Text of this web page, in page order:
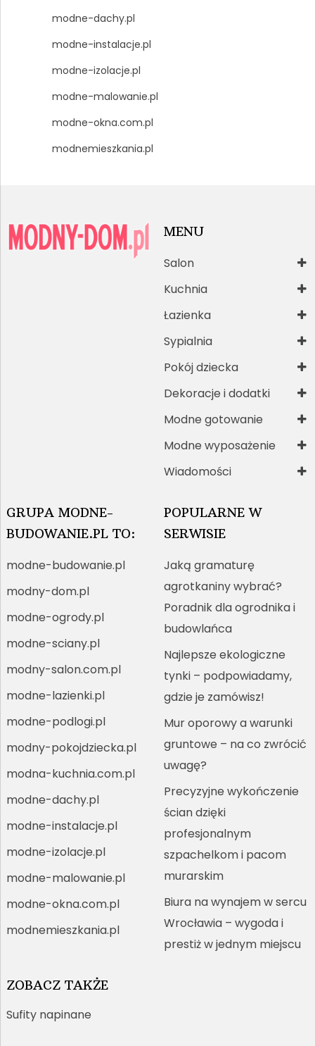
modne-dachy.pl
modne-instalacje.pl
modne-izolacje.pl
modne-malowanie.pl
modne-okna.com.pl
modnemieszkania.pl
MENU
Salon
Kuchnia
Łazienka
Sypialnia
Pokój dziecka
Dekoracje i dodatki
Modne gotowanie
Modne wyposażenie
Wiadomości
GRUPA MODNE-
BUDOWANIE.PL TO:
modne-budowanie.pl
modny-dom.pl
modne-ogrody.pl
modne-sciany.pl
modny-salon.com.pl
modne-lazienki.pl
modne-podlogi.pl
modny-pokojdziecka.pl
modna-kuchnia.com.pl
modne-dachy.pl
modne-instalacje.pl
modne-izolacje.pl
modne-malowanie.pl
modne-okna.com.pl
modnemieszkania.pl
POPULARNE W
SERWISIE
Jaką gramaturę
agrotkaniny wybrać?
Poradnik dla ogrodnika i
budowlańca
Najlepsze ekologiczne
tynki – podpowiadamy,
gdzie je zamówisz!
Mur oporowy a warunki
gruntowe – na co zwrócić
uwagę?
Precyzyjne wykończenie
ścian dzięki
profesjonalnym
szpachelkom i pacom
murarskim
Biura na wynajem w sercu
Wrocławia – wygoda i
prestiż w jednym miejscu
ZOBACZ TAKŻE
Sufity napinane